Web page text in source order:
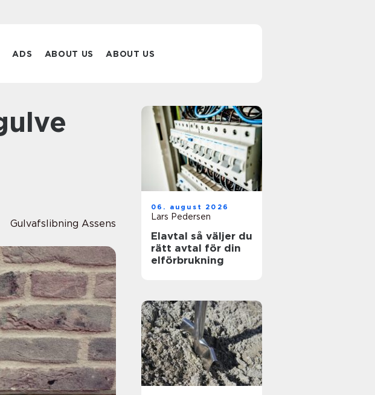
ADS ABOUT US ABOUT US
Gulvafslibning Assens
06. august 2026
Lars Pedersen
Elavtal så väljer du
rätt avtal för din
elförbrukning